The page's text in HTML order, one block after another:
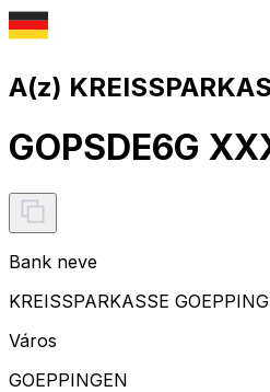
A(z)
GOPSDE6G
Bank neve
KREISSPARKASSE
Város
GOEPPINGEN